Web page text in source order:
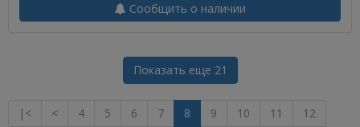
Сообщить о наличии
Показать еще 21
|< < 4 5 6 7 8 9 10 11
12